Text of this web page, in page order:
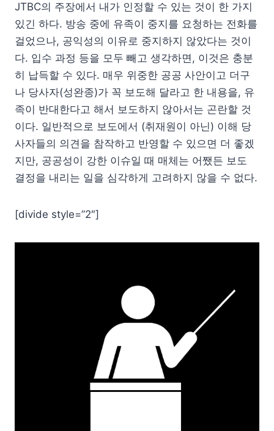
JTBC의 주장에서 내가 인정할 수 있는 것이 한 가지
있긴 하다. 방송 중에 유족이 중지를 요청하는 전화를
걸었으나, 공익성의 이유로 중지하지 않았다는 것이
다. 입수 과정 등을 모두 빼고 생각하면, 이것은 충분
히 납득할 수 있다. 매우 위중한 공공 사안이고 더구
나 당사자(성완종)가 꼭 보도해 달라고 한 내용을, 유
족이 반대한다고 해서 보도하지 않아서는 곤란할 것
이다. 일반적으로 보도에서 (취재원이 아닌) 이해 당
사자들의 의견을 참작하고 반영할 수 있으면 더 좋겠
지만, 공공성이 강한 이슈일 때 매체는 어쨌든 보도
결정을 내리는 일을 심각하게 고려하지 않을 수 없다.
[divide style=”2″]